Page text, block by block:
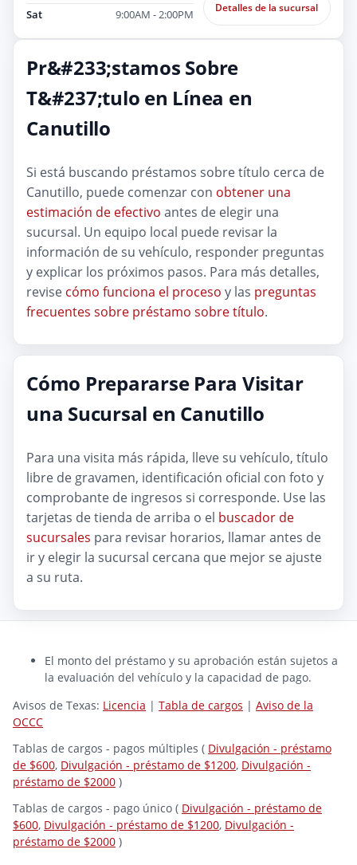
Sat
9:00AM - 2:00PM Detalles de la sucursal
Pr&#233;stamos Sobre
T&#237;tulo en Línea en
Canutillo
Si está buscando préstamos sobre título cerca de
Canutillo, puede comenzar con obtener una
estimación de efectivo antes de elegir una
sucursal. Un equipo local puede revisar la
información de su vehículo, responder preguntas
y explicar los próximos pasos. Para más detalles,
revise cómo funciona el proceso y las preguntas
frecuentes sobre préstamo sobre título.
Cómo Prepararse Para Visitar
una Sucursal en Canutillo
Para una visita más rápida, lleve su vehículo, título
libre de gravamen, identificación oficial con foto y
comprobante de ingresos si corresponde. Use las
tarjetas de tienda de arriba o el buscador de
sucursales para revisar horarios, llamar antes de
ir y elegir la sucursal cercana que mejor se ajuste
a su ruta.
El monto del préstamo y su aprobación están sujetos a
la evaluación del vehículo y la capacidad de pago.
Avisos de Texas: Licencia | Tabla de cargos | Aviso de la
OCCC
Tablas de cargos - pagos múltiples ( Divulgación - préstamo
de $600, Divulgación - préstamo de $1200, Divulgación -
préstamo de $2000 )
Tablas de cargos - pago único ( Divulgación - préstamo de
$600, Divulgación - préstamo de $1200, Divulgación -
préstamo de $2000 )